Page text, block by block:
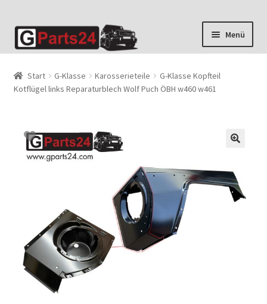
Zur
Navigation
Zum
Inhalt
Menü
Start G-Klasse Karosserieteile
G-Klasse Kopfteil
Kotflügel links Reparaturblech Wolf Puch ÖBH w460 w461